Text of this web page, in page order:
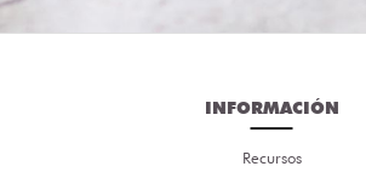
INFORMACIÓN
Recursos